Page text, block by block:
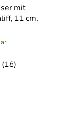
mit
11 cm,
(18)